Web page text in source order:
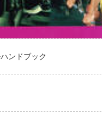
ンドブック